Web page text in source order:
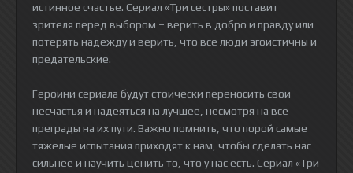
истинное счастье. Сериал «Три сестры» поставит
зрителя перед выбором – верить в добро и правду или
потерять надежду и верить, что все люди эгоистичны и
предательские.
Героини сериала будут стоически переносить свои
несчастья и надеяться на лучшее, несмотря на все
преграды на их пути. Важно помнить, что порой самые
тяжелые испытания приходят к нам, чтобы сделать нас
сильнее и научить ценить то, что у нас есть. Сериал «Три